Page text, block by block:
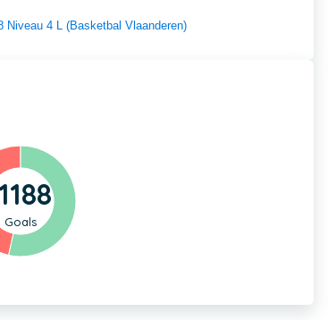
Niveau 4 L (Basketbal Vlaanderen)
1188
Goals